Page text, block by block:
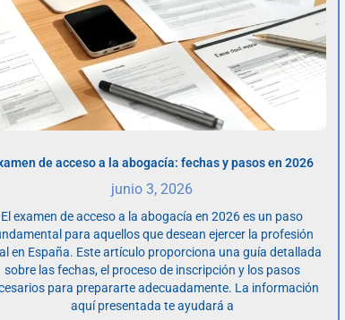
de acceso a la abogacía: fechas y pasos en 2026
junio 3, 2026
El examen de acceso a la abogacía en 2026 es un paso
para aquellos que desean ejercer la profesión
en España. Este artículo proporciona una guía detallada
sobre las fechas, el proceso de inscripción y los pasos
para prepararte adecuadamente. La información
aquí presentada te ayudará a